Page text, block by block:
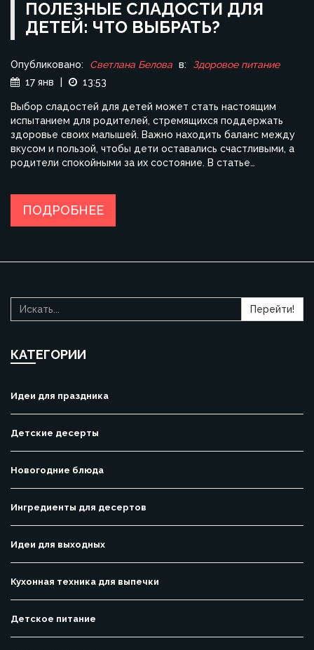
ПОЛЕЗНЫЕ СЛАДОСТИ ДЛЯ
ДЕТЕЙ: ЧТО ВЫБРАТЬ?
Опубликовано: Светлана Белова в:
Здоровое питание
17 янв
13:53
Выбор сладостей для детей может стать настоящим
испытанием для родителей, стремящихся поддержать
здоровье своих малышей. Важно находить баланс между
вкусом и пользой, чтобы дети оставались счастливыми, а
родители спокойными за их состояние. В статье
советами по выбору и предлагаем альтернативы
магазинным конфетам.
ПОДРОБНЕЕ
Перейти!
КАТЕГОРИИ
Идеи для праздника
Детские десерты
Новогодние блюда
Ингредиенты для десертов
Идеи для выходных
Кухонная техника для выпечки
Детское питание